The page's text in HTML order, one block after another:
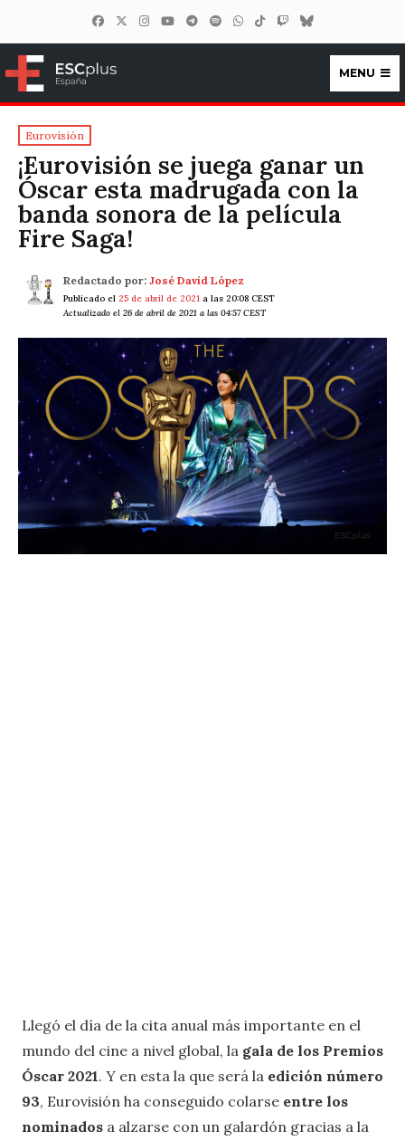
ESCplus España
MENU
Eurovisión
¡Eurovisión se juega ganar un
Óscar esta madrugada con la
banda sonora de la película
Fire Saga!
Redactado por: José David López
Publicado el 25 de abril de 2021 a las 20:08 CEST
Actualizado el 26 de abril de 2021 a las 04:57 CEST
Llegó el día de la cita anual más importante en el
mundo del cine a nivel global, la gala de los Premios
Óscar 2021. Y en esta la que será la edición número
93, Eurovisión ha conseguido colarse entre los
nominados a alzarse con un galardón gracias a la